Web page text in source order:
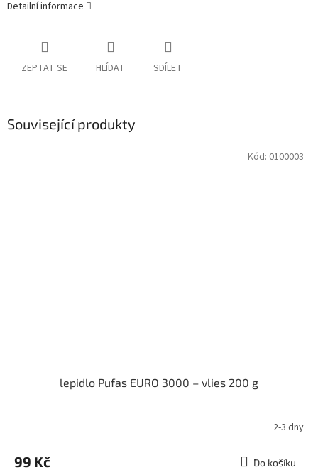
Detailní informace
ZEPTAT SE HLÍDAT SDÍLET
Související produkty
lepidlo Pufas EURO 3000 – vlies 200 g
2-3 dny
99 Kč Do košíku
Kód: 0100003